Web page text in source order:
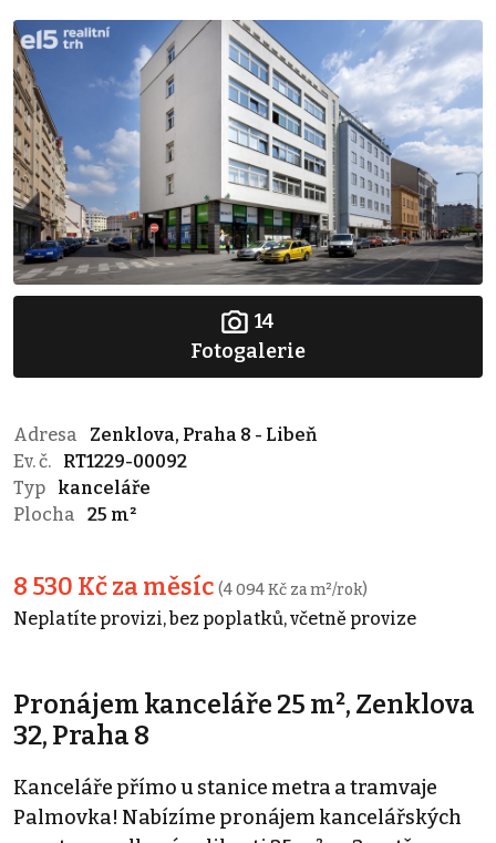
14
Fotogalerie
Adresa
Zenklova, Praha 8 - Libeň
Ev. č.
RT1229-00092
Typ
kanceláře
Plocha
25 m²
8 530 Kč za měsíc (4 094 Kč za m²/rok)
Neplatíte provizi, bez poplatků, včetně provize
Pronájem kanceláře 25 m², Zenklova
32, Praha 8
Kanceláře přímo u stanice metra a tramvaje
Palmovka! Nabízíme pronájem kancelářských